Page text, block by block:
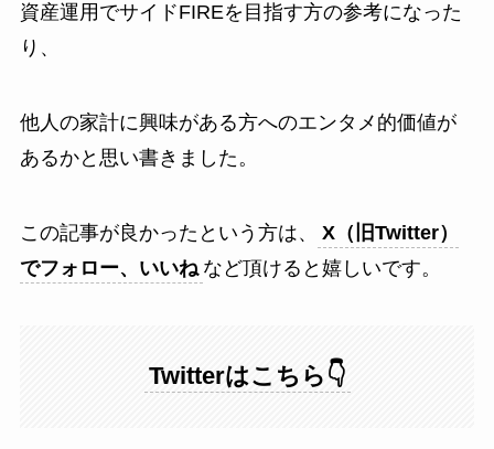
資産運用でサイドFIREを目指す方の参考になった
り、
他人の家計に興味がある方へのエンタメ的価値が
あるかと思い書きました。
この記事が良かったという方は、
X（旧Twitter）
でフォロー、いいね など頂けると嬉しいです。
Twitterはこちら👇